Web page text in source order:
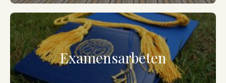
Examensarbeten